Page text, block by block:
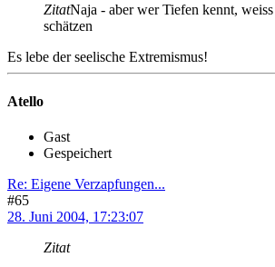
ZitatNaja - aber wer Tiefen kennt,
schätzen
Es lebe der seelische Extremismus!
Atello
Gast
Gespeichert
Re: Eigene Verzapfungen...
#65
28. Juni 2004, 17:23:07
Zitat